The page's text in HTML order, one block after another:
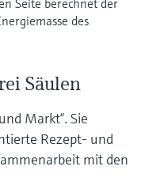
des
Säulen
Markt“. Sie
Rezept- und
mit den